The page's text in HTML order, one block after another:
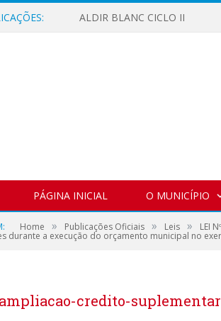
ALDIR BLANC CICLO II
PÁGINA INICIAL O MUNICÍPIO
Home » Publicações Oficiais » Leis » LEI
durante a execução do orçamento municipal no
credito-